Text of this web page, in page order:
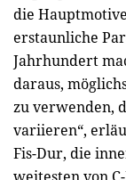
die
erstaunliche
Jahrhundert
daraus,
zu verwenden,
variieren“,
Fis-Dur, die